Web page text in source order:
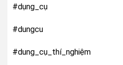
#dụng_cụ
#dungcu
#dung_cụ_thí_nghiệm